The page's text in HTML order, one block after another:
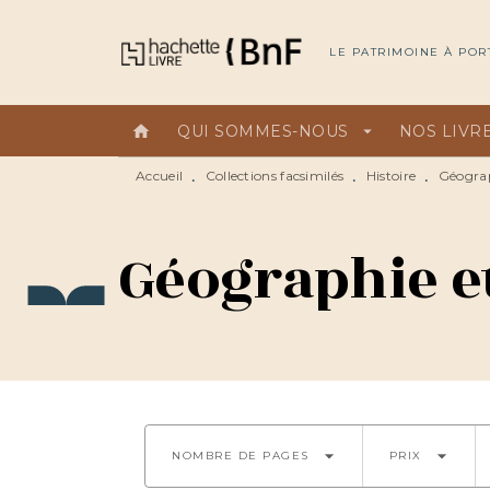
MENU RECHERCHE
LE PATRIMOINE À
home QUI SOMMES-NOUS arrow_drop_down NOS
Accueil • Collections facsimilés • Histoire •
Géographie
NOMBRE DE PAGES arrow_drop_down PRIX arrow_drop_down